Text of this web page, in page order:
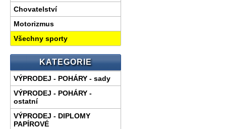
Chovatelství
Motorizmus
Všechny sporty
KATEGORIE
VÝPRODEJ - POHÁRY - sady
VÝPRODEJ - POHÁRY -
ostatní
VÝPRODEJ - DIPLOMY
PAPÍROVÉ